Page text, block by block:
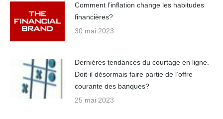
Comment l’inflation change les habitudes
financières?
30 mai 2023
Dernières tendances du courtage en ligne.
Doit-il désormais faire partie de l’offre
courante des banques?
25 mai 2023